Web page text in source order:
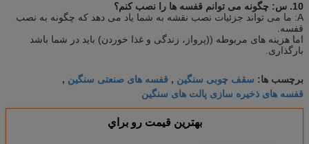
10. س: چگونه می توانم قفسه ها را نصب کنم؟
A: ما می تواند جزئیات نصب نقشه به شما یاد می دهد که چگونه به نصب
قفسه.
اما هزینه های مربوطه ((پرواز، زندگی و غذا خوردن) باید در شما باشد
بارگذاری.
برچسب ها: سقف چوبی سنگین , قفسه های صنعتی سنگین ,
قفسه های ذخیره سازی پالت های سنگین
بهترين قيمت رو براي